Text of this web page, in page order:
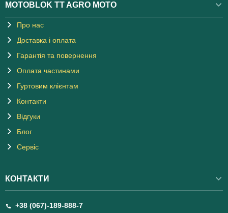
MOTOBLOK TT AGRO MOTO
Про нас
Доставка і оплата
Гарантія та повернення
Оплата частинами
Гуртовим клієнтам
Контакти
Відгуки
Блог
Сервіс
КОНТАКТИ
+38 (067)-189-888-7